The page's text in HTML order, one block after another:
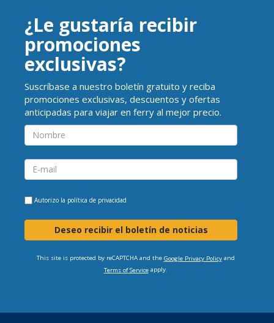
¿Le gustaría recibir
promociones
exclusivas?
Suscríbase a nuestro boletín gratuito y reciba
promociones exclusivas, descuentos y ofertas
anticipadas para viajar en ferry al mejor precio.
Autorizo la política de privacidad
Deseo recibir el boletín de noticias
This site is protected by reCAPTCHA and the Google Privacy Policyand
Terms of Serviceapply.